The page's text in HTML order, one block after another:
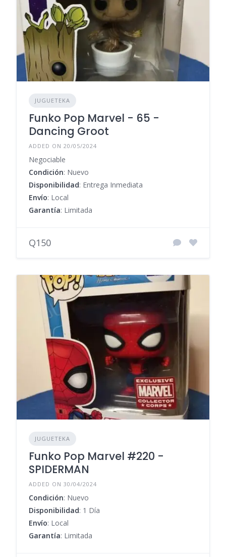
JUGUETEKA
Funko Pop Marvel - 65 -
Dancing Groot
ADDED ON 20/05/2024
Negociable
Condición: Nuevo
Disponibilidad: Entrega Inmediata
Envío: Local
Garantía: Limitada
Q150
JUGUETEKA
Funko Pop Marvel #220 -
SPIDERMAN
ADDED ON 30/04/2024
Condición: Nuevo
Disponibilidad: 1 Día
Envío: Local
Garantía: Limitada